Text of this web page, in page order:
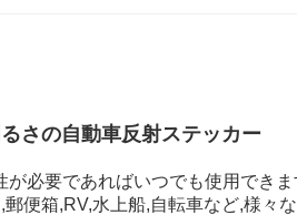
さの自動車反射ステッカー
必要であればいつでも使用できま
便箱,RV,水上船,自転車など,様々